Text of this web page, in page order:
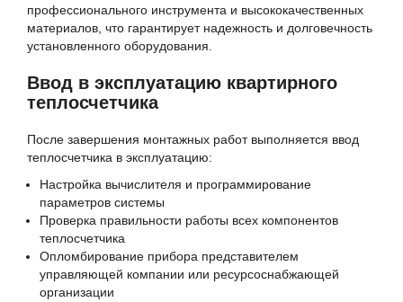
профессионального инструмента и высококачественных
материалов, что гарантирует надежность и долговечность
установленного оборудования.
Ввод в эксплуатацию квартирного
теплосчетчика
После завершения монтажных работ выполняется ввод
теплосчетчика в эксплуатацию:
Настройка вычислителя и программирование
параметров системы
Проверка правильности работы всех компонентов
теплосчетчика
Опломбирование прибора представителем
управляющей компании или ресурсоснабжающей
организации